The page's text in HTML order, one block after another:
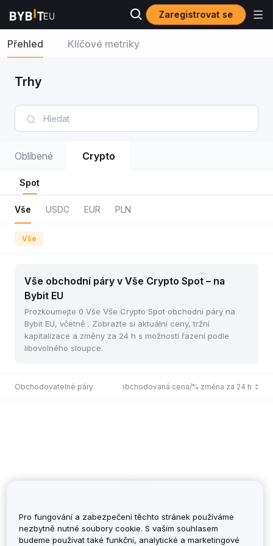
Zaregistrovat se
Přehled Klíčové metriky
Trhy
Oblíbené Crypto
Spot
Vše USDC EUR PLN
Vše
Vše obchodní páry v Vše Crypto Spot – na
Bybit EU
Prozkoumejte 0 Vše Vše Crypto Spot obchodní páry na
Bybit EU, včetně . Zobrazte si aktuální ceny, tržní
kapitalizace a změny za 24 h s možností řazení podle
libovolného sloupce.
Obchodovatelné páryPoslední obchodovaná cena/% změna za 24 h
Pro fungování a zabezpečení těchto stránek používáme
nezbytně nutné soubory cookie. S vaším souhlasem
budeme používat také funkční, analytické a marketingové